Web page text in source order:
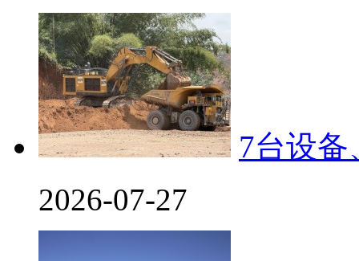
7台设备
2026-07-27